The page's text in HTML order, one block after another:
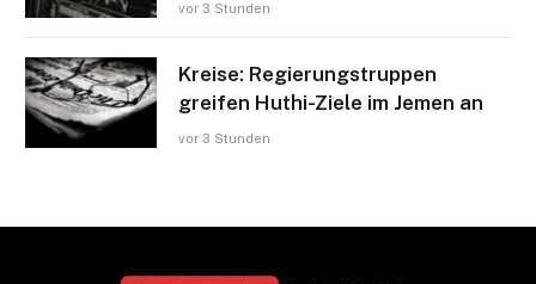
vor 3 Stunden
Kreise: Regierungstruppen
greifen Huthi-Ziele im Jemen an
vor 3 Stunden